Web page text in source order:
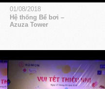
01/08/2018
Hệ thống Bể bơi –
Azuza Tower